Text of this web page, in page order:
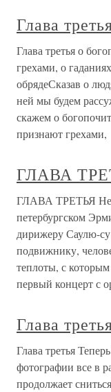
Глава
Глава третья о
грехами, о
обрядеСказав о
ней мы будем
скажем о
признают грехами,
ГЛАВА
ГЛАВА ТРЕТЬЯ
петербургском
дирижеру Саулю-
подвижнику,
теплоты, с
первый концерт с
Глава
Глава третья
фотографии все в
продолжает